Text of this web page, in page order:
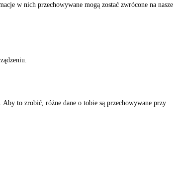
w nich przechowywane mogą zostać zwrócone na nasze
to zrobić, różne dane o tobie są przechowywane przy